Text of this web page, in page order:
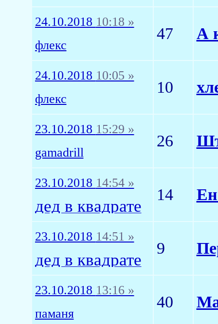
24.10.2018 10:18 »
флекс
47 А
24.10.2018 10:05 »
флекс
10
23.10.2018 15:29 »
gamadrill
26
23.10.2018 14:54 »
дед в квадрате
14
23.10.2018 14:51 »
дед в квадрате
9
23.10.2018 13:16 »
паманя
40